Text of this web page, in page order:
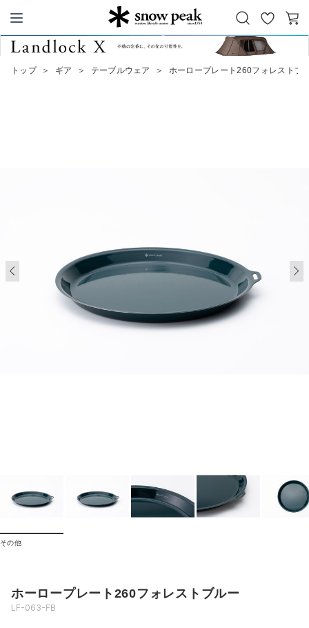
Snow Peak
お
気
カ
トップ ＞ ギア ＞ テーブルウェア ＞ ホーロープレート260フォレストブ
その他
ホーロープレート260フォレストブルー
LF-063-FB